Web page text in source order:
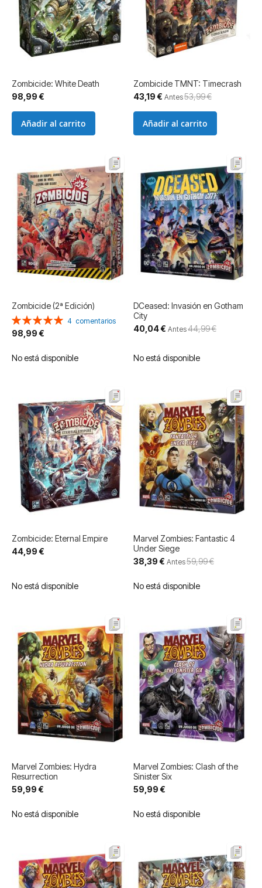
Zombicide: White Death
98,99 €
Añadir al carrito
Zombicide TMNT: Timecrash
Precio
especial
43,19 € Antes53,99 €
Añadir al carrito
Zombicide (2ª Edición)
Valoración:
100%
4 comentarios
98,99 €
No está disponible
DCeased: Invasión en Gotham
City
Precio
especial
40,04 € Antes44,99 €
No está disponible
Zombicide: Eternal Empire
44,99 €
No está disponible
Marvel Zombies: Fantastic 4
Under Siege
Precio
especial
38,39 € Antes59,99 €
No está disponible
Marvel Zombies: Hydra
Resurrection
59,99 €
No está disponible
Marvel Zombies: Clash of the
Sinister Six
59,99 €
No está disponible